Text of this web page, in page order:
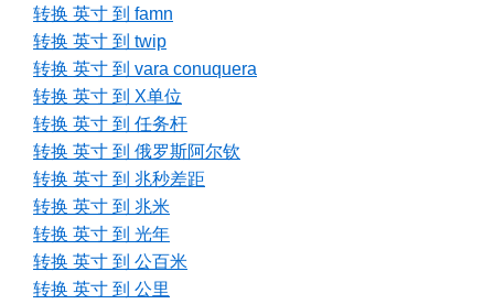
转换 英寸 到 famn
转换 英寸 到 twip
转换 英寸 到 vara conuquera
转换 英寸 到 X单位
转换 英寸 到 任务杆
转换 英寸 到 俄罗斯阿尔钦
转换 英寸 到 兆秒差距
转换 英寸 到 兆米
转换 英寸 到 光年
转换 英寸 到 公百米
转换 英寸 到 公里